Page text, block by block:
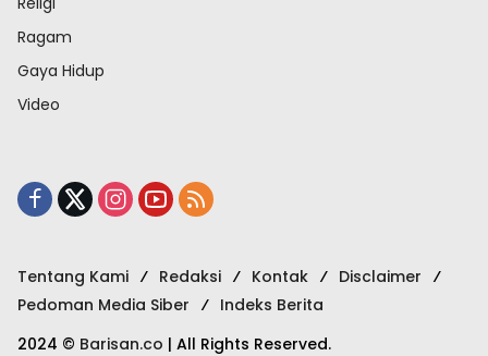
Ragam
Gaya Hidup
Video
Tentang Kami Redaksi Kontak
Disclaimer
Pedoman Media Siber
Indeks Berita
2024 © Barisan.co | All Rights Reserved.